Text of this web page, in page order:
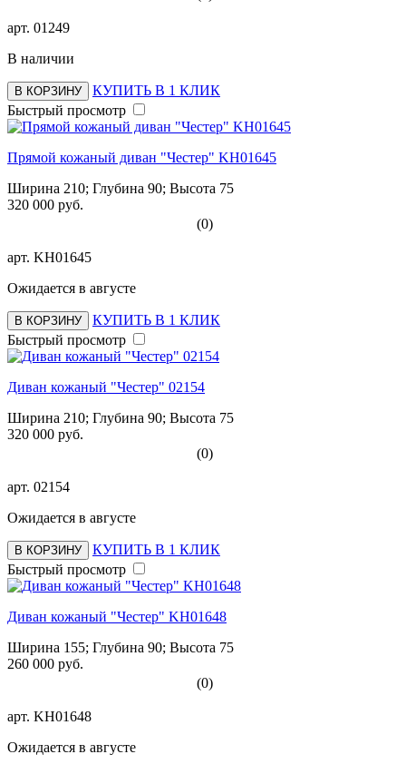
арт. 01249
В наличии
В КОРЗИНУ
КУПИТЬ В 1 КЛИК
Быстрый просмотр
Прямой кожаный диван "Честер" KH01645
Ширина 210; Глубина 90; Высота 75
320 000 руб.
(0)
арт. KH01645
Ожидается в августе
В КОРЗИНУ
КУПИТЬ В 1 КЛИК
Быстрый просмотр
Диван кожаный "Честер" 02154
Ширина 210; Глубина 90; Высота 75
320 000 руб.
(0)
арт. 02154
Ожидается в августе
В КОРЗИНУ
КУПИТЬ В 1 КЛИК
Быстрый просмотр
Диван кожаный "Честер" KH01648
Ширина 155; Глубина 90; Высота 75
260 000 руб.
(0)
арт. KH01648
Ожидается в августе